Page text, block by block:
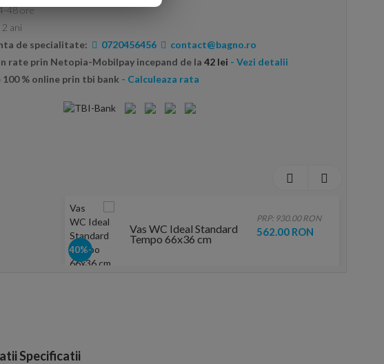
48 ore
2 ani
de specialitate:
0720456456
contact@bagno.ro
rate prin Netopia-Mobilpay incepand de la 42 lei - Vezi detalii
% online prin tbi bank - Calculeaza rata
-40%
Vas WC Ideal Standard
Tempo 66x36 cm
PRP: 930.00 RON
562.00 RON
Specificatii